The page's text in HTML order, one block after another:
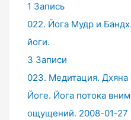
1 Запись
022. Йога Мудр и
йоги.
3 Записи
023. Медитация. Дхяна
Йоге. Йога потока
ощущений. 2008-01-27